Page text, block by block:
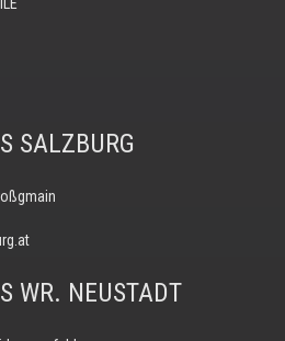
SALZBURG
WR. NEUSTADT